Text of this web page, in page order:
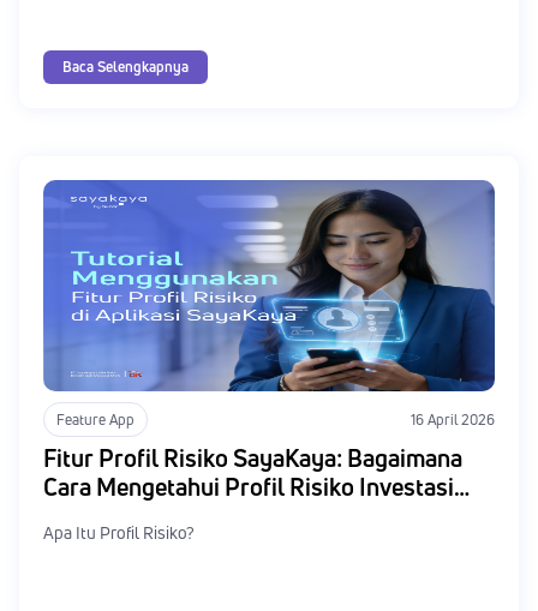
Baca Selengkapnya
Feature App 16 April 2026
Fitur Profil Risiko SayaKaya: Bagaimana
Cara Mengetahui Profil Risiko Investasi
Apa Itu Profil Risiko?